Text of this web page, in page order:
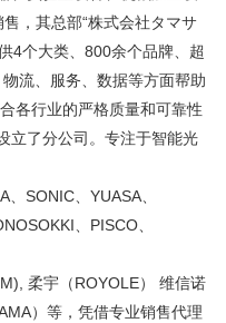
，其总部“株式会社タマサ
4个大类、800余个品牌、超
流、服务、数据等方面帮助
各行业的严格质量和可靠性
立了分公司。专注于智能光
SONIC、YUASA、
、PISCO、
柔宇（ROYOLE） 维信诺
）等，凭借专业销售代理